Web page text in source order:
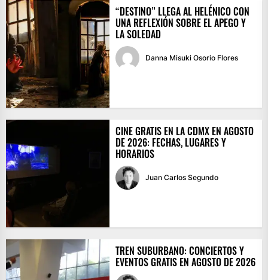
“DESTINO” LLEGA AL HELÉNICO CON
UNA REFLEXIÓN SOBRE EL APEGO Y
LA SOLEDAD
Danna Misuki Osorio Flores
CINE GRATIS EN LA CDMX EN AGOSTO
DE 2026: FECHAS, LUGARES Y
HORARIOS
Juan Carlos Segundo
TREN SUBURBANO: CONCIERTOS Y
EVENTOS GRATIS EN AGOSTO DE 2026